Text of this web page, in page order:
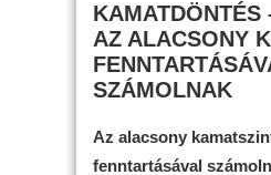
KAMATDÖNTÉS
AZ ALACSONY
SZÁMOLNAK
Az alacsony
fenntartásával